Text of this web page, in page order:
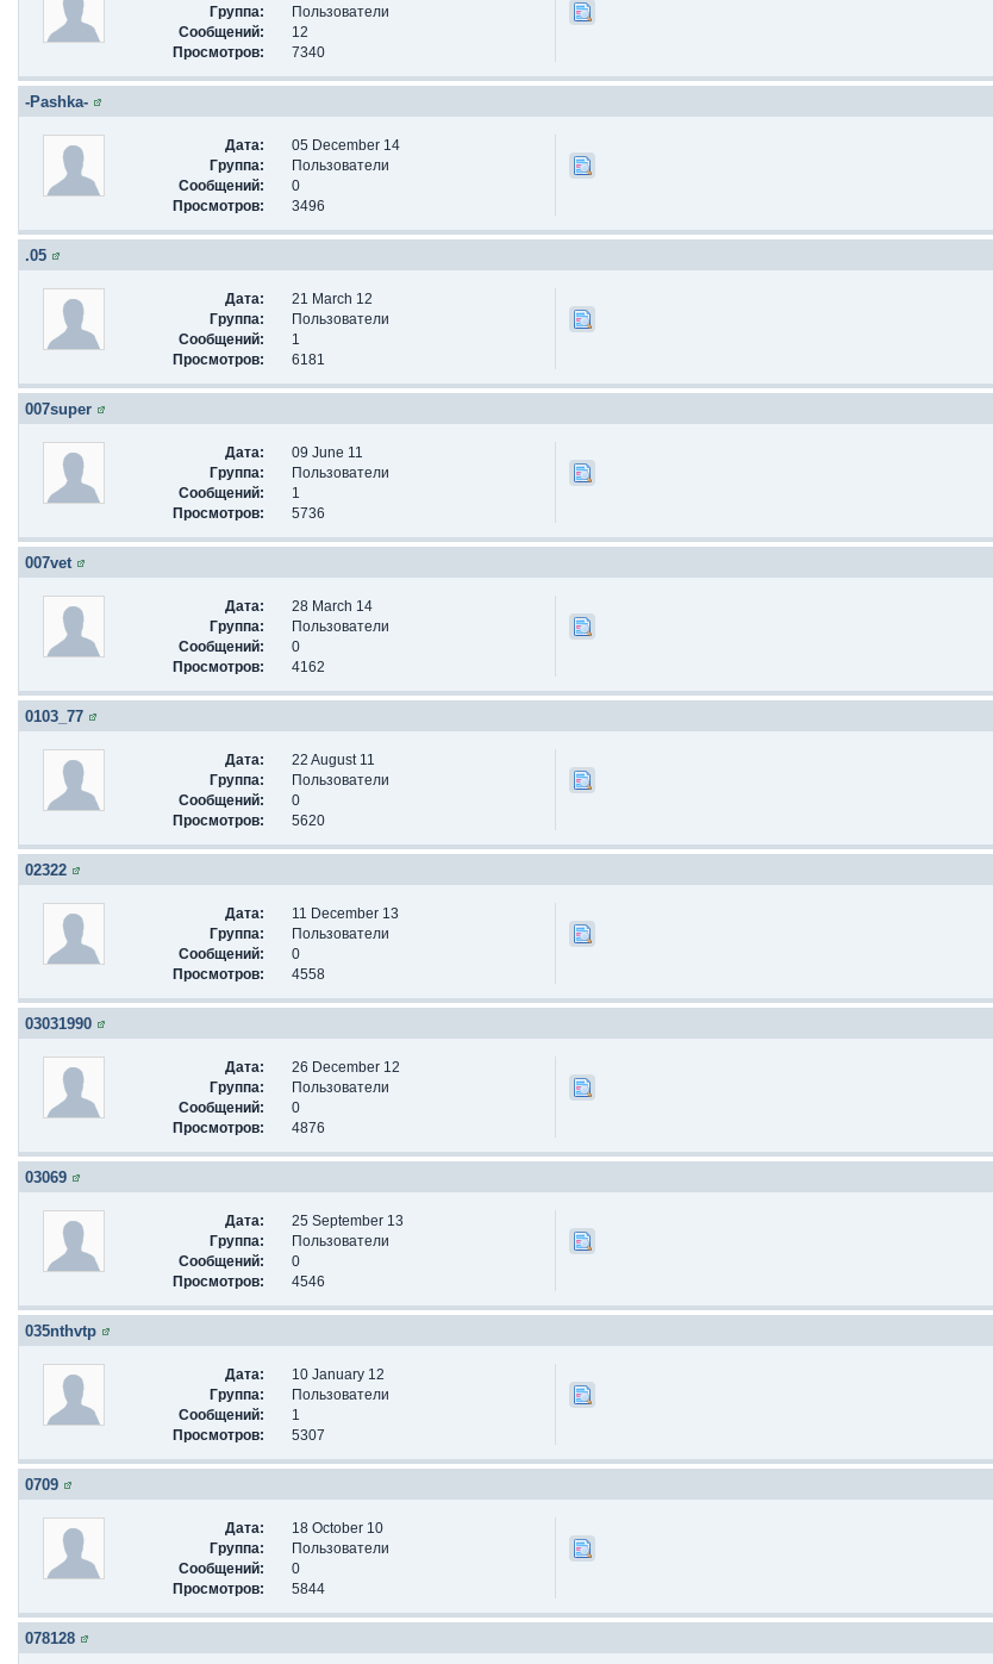
Группа:
Пользователи
Сообщений:
12
Просмотров:
7340
-Pashka-
Дата:
05 December 14
Группа:
Пользователи
Сообщений:
0
Просмотров:
3496
.05
Дата:
21 March 12
Группа:
Пользователи
Сообщений:
1
Просмотров:
6181
007super
Дата:
09 June 11
Группа:
Пользователи
Сообщений:
1
Просмотров:
5736
007vet
Дата:
28 March 14
Группа:
Пользователи
Сообщений:
0
Просмотров:
4162
0103_77
Дата:
22 August 11
Группа:
Пользователи
Сообщений:
0
Просмотров:
5620
02322
Дата:
11 December 13
Группа:
Пользователи
Сообщений:
0
Просмотров:
4558
03031990
Дата:
26 December 12
Группа:
Пользователи
Сообщений:
0
Просмотров:
4876
03069
Дата:
25 September 13
Группа:
Пользователи
Сообщений:
0
Просмотров:
4546
035nthvtp
Дата:
10 January 12
Группа:
Пользователи
Сообщений:
1
Просмотров:
5307
0709
Дата:
18 October 10
Группа:
Пользователи
Сообщений:
0
Просмотров:
5844
078128